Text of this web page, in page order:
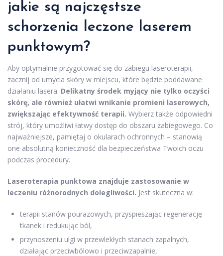
jakie są najczęstsze
schorzenia leczone laserem
punktowym?
Aby optymalnie przygotować się do zabiegu laseroterapii,
zacznij od umycia skóry w miejscu, które będzie poddawane
działaniu lasera. Delikatny środek myjący nie tylko oczyści
skórę, ale również ułatwi wnikanie promieni laserowych,
zwiększając efektywność terapii. Wybierz także odpowiedni
strój, który umożliwi łatwy dostęp do obszaru zabiegowego. Co
najważniejsze, pamiętaj o okularach ochronnych – stanowią
one absolutną konieczność dla bezpieczeństwa Twoich oczu
podczas procedury.
Laseroterapia punktowa znajduje zastosowanie w
leczeniu różnorodnych dolegliwości. Jest skuteczna w:
terapii stanów pourazowych, przyspieszając regenerację
tkanek i redukując ból,
przynoszeniu ulgi w przewlekłych stanach zapalnych,
działając przeciwbólowo i przeciwzapalnie,